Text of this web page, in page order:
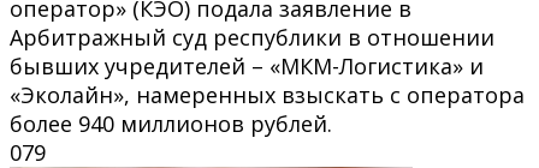
оператор» (КЭО) подала заявление в
Арбитражный суд республики в отношении
бывших учредителей – «МКМ-Логистика» и
«Эколайн», намеренных взыскать с оператора
более 940 миллионов рублей.
079